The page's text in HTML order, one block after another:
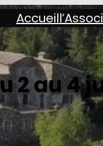
Accueil
2 au 4